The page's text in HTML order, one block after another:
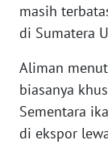
masih
di Sumatera
Aliman
biasanya
Sementara
di ekspor
WN
RIAU
WN
SERAMBI
WN
JAMBI